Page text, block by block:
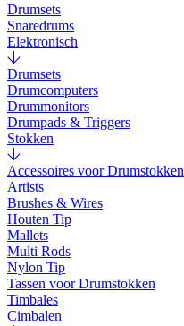
Drumsets
Snaredrums
Elektronisch
Drumsets
Drumcomputers
Drummonitors
Drumpads & Triggers
Stokken
Accessoires voor Drumstokken
Artists
Brushes & Wires
Houten Tip
Mallets
Multi Rods
Nylon Tip
Tassen voor Drumstokken
Timbales
Cimbalen